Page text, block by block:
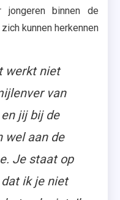
binnen de
kunnen herkennen
werkt niet
van
jij bij de
wel aan de
Je staat op
ik je niet